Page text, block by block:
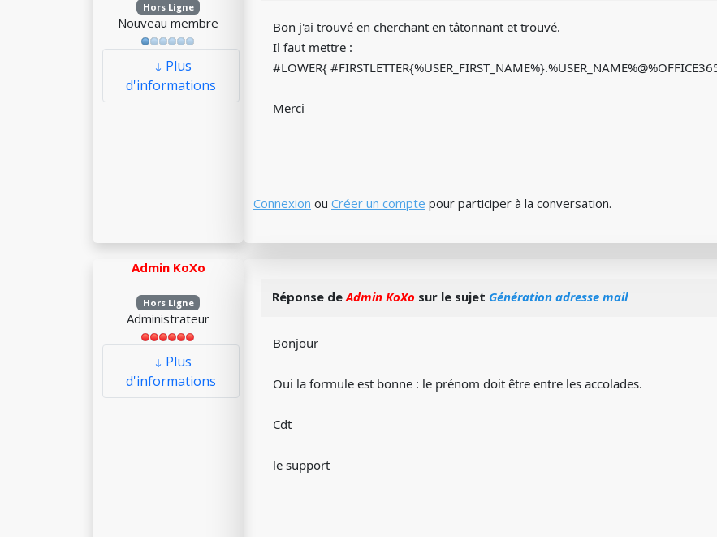
Hors Ligne
Nouveau membre
Plus
d'informations
Bon j'ai trouvé en cherchant en tâtonnant et trouvé.
Il faut mettre :
#LOWER{
Merci
Connexion ou Créer un compte pour participer à la conversation.
Admin KoXo
Hors Ligne
Administrateur
Plus
d'informations
Réponse deAdmin KoXo sur le sujet Génération adresse mail
Bonjour
Oui la formule est bonne : le prénom doit être entre les accolades.
Cdt
le support